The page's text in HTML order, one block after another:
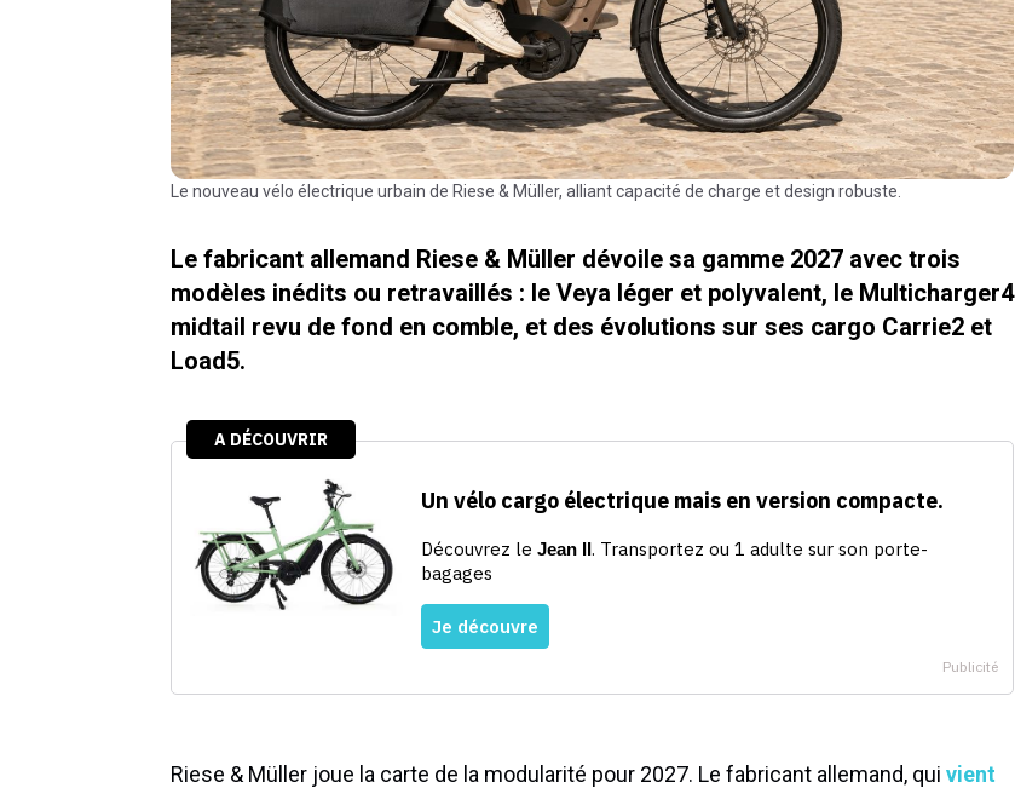
Le nouveau vélo électrique urbain de Riese & Müller, alliant capacité de charge et design robuste.
Le fabricant allemand Riese & Müller dévoile sa gamme 2027 avec trois
modèles inédits ou retravaillés : le Veya léger et polyvalent, le Multicharger4
midtail revu de fond en comble, et des évolutions sur ses cargo Carrie2 et
Load5.
Riese & Müller joue la carte de la modularité pour 2027. Le fabricant allemand, qui vient